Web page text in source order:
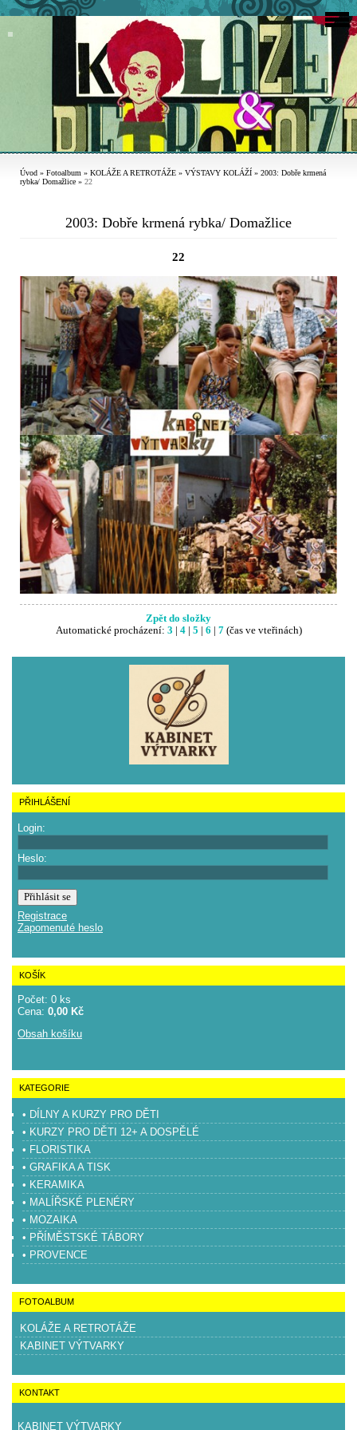
Úvod » Fotoalbum » KOLÁŽE A RETROTÁŽE » VÝSTAVY KOLÁŽÍ » 2003: Dobře krmená
rybka/ Domažlice » 22
2003: Dobře krmená rybka/ Domažlice
22
Zpět do složky
Automatické procházení: 3 4| 5 6 7(čas ve vteřinách)
PŘIHLÁŠENÍ
Login:
Heslo:
Registrace
Zapomenuté heslo
KOŠÍK
Počet: 0 ks
Cena: 0,00 Kč
Obsah košíku
KATEGORIE
• DÍLNY A KURZY PRO DĚTI
• KURZY PRO DĚTI 12+ A DOSPĚLÉ
• FLORISTIKA
• GRAFIKA A TISK
• KERAMIKA
• MALÍŘSKÉ PLENÉRY
• MOZAIKA
• PŘÍMĚSTSKÉ TÁBORY
• PROVENCE
FOTOALBUM
KOLÁŽE A RETROTÁŽE
KABINET VÝTVARKY
KONTAKT
KABINET VÝTVARKY